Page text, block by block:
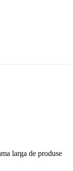
larga de produse